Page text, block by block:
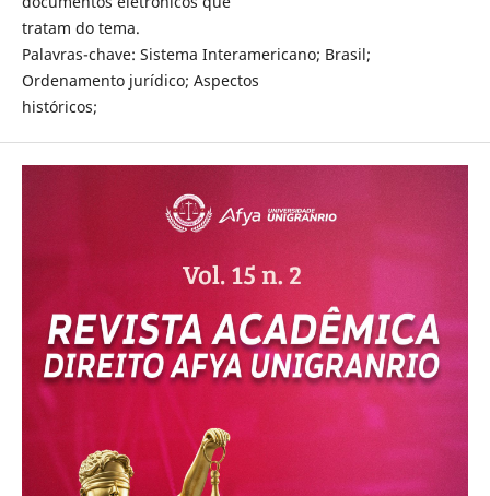
tratam do tema.
Palavras-chave: Sistema Interamericano; Brasil;
Ordenamento jurídico; Aspectos
históricos;